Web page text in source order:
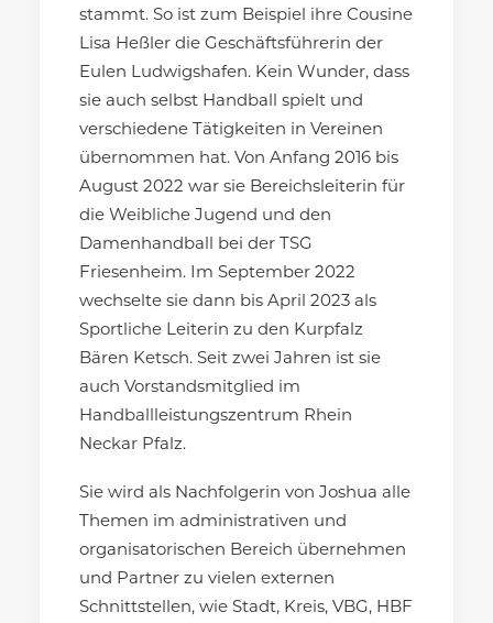
stammt. So ist zum Beispiel ihre Cousine
Lisa Heßler die Geschäftsführerin der
Eulen Ludwigshafen. Kein Wunder, dass
sie auch selbst Handball spielt und
verschiedene Tätigkeiten in Vereinen
übernommen hat. Von Anfang 2016 bis
August 2022 war sie Bereichsleiterin für
die Weibliche Jugend und den
Damenhandball bei der TSG
Friesenheim. Im September 2022
wechselte sie dann bis April 2023 als
Sportliche Leiterin zu den Kurpfalz
Bären Ketsch. Seit zwei Jahren ist sie
auch Vorstandsmitglied im
Handballleistungszentrum Rhein
Neckar Pfalz.
Sie wird als Nachfolgerin von Joshua alle
Themen im administrativen und
organisatorischen Bereich übernehmen
und Partner zu vielen externen
Schnittstellen, wie Stadt, Kreis, VBG, HBF